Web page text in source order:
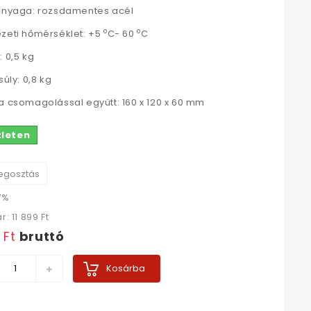
rozsdamentes acél
hőmérséklet: +5oC- 60 oC
0,5 kg
0,8 kg
csomagolással együtt: 160 x 120 x 60 mm
11 899 Ft‎
Ft‎ bruttó
Kosárba